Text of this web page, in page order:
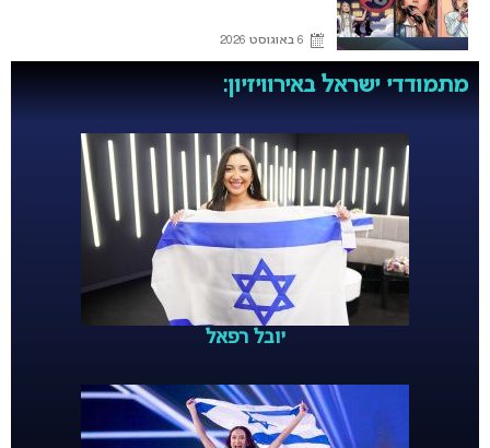
6 באוגוסט 2026
מתמודדי ישראל באירוויזיון:
יובל רפאל